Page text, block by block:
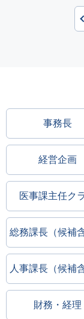
事務長
経営企画
医事課主任ク
総務課長（候補含
人事課長（候補
財務・経理